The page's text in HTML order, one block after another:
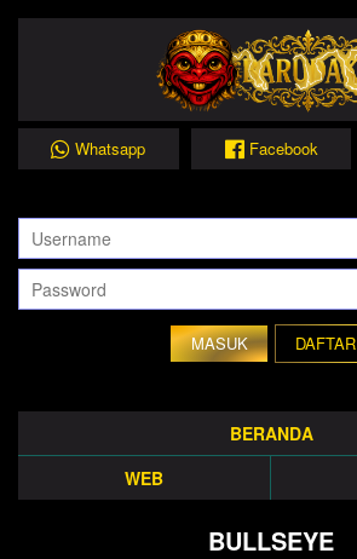
Whatsapp Facebook
DAFTAR
BERANDA
WEB
BULLSEYE